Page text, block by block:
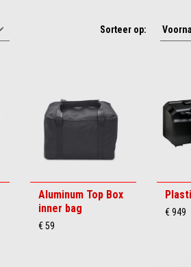
Sorteer op:
Aluminum Top Box
inner bag
€ 59
€ 949